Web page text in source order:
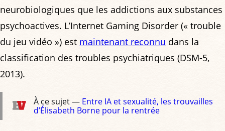
neurobiologiques que les addictions aux substances
psychoactives. L’Internet Gaming Disorder (« trouble
du jeu vidéo ») est maintenant reconnu dans la
classification des troubles psychiatriques (DSM-5,
2013).
À ce sujet — Entre IA et sexualité, les trouvailles
d’Élisabeth Borne pour la rentrée